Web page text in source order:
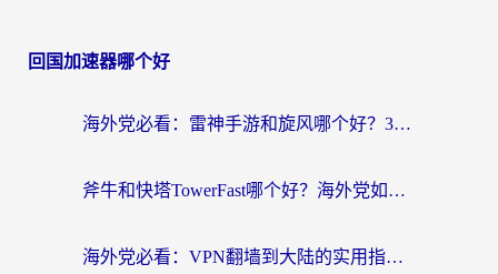
回国加速器哪个好
海外党必看：雷神手游和旋风哪个好？3分钟选对回国加速器，无缝刷国内剧玩游戏
斧牛和快塔TowerFast哪个好？海外党如何选对回国加速器
海外党必看：VPN翻墙到大陆的实用指南——从看CCTV5到选加速器，一篇全搞定